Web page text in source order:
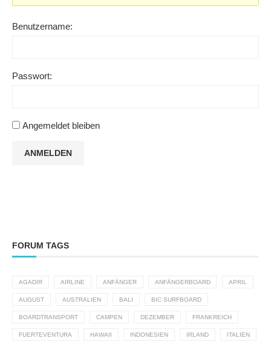
Benutzername:
Passwort:
Angemeldet bleiben
ANMELDEN
FORUM TAGS
AGADIR AIRLINE ANFÄNGER ANFÄNGERBOARD APRIL
AUGUST AUSTRALIEN BALI BIC SURFBOARD
BOARDTRANSPORT CAMPEN DEZEMBER FRANKREICH
FUERTEVENTURA HAWAII INDONESIEN IRLAND ITALIEN